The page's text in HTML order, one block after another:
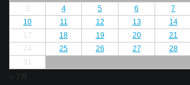
3
4 5 6 7
10
11 12 13 14
17
18 19 20 21
24
25 26 27 28
31
« 7月